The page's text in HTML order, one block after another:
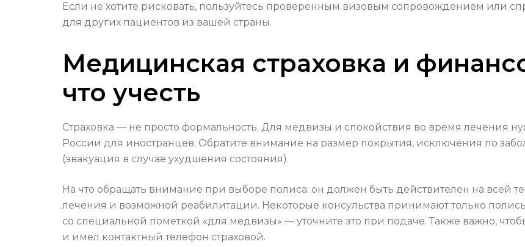
Если не хотите рисковать, пользуйтесь проверенным визовым сопровождением или
для других пациентов из вашей страны.
Медицинская страховка и
что учесть
Страховка — не просто формальность. Для медвизы и спокойствия во время лечения
России для иностранцев. Обратите внимание на размер покрытия, исключения по
(эвакуация в случае ухудшения состояния).
На что обращать внимание при выборе полиса: он должен быть действителен на всей
лечения и возможной реабилитации. Некоторые консульства принимают только
со специальной пометкой «для медвизы» — уточните это при подаче. Также важно,
и имел контактный телефон страховой.